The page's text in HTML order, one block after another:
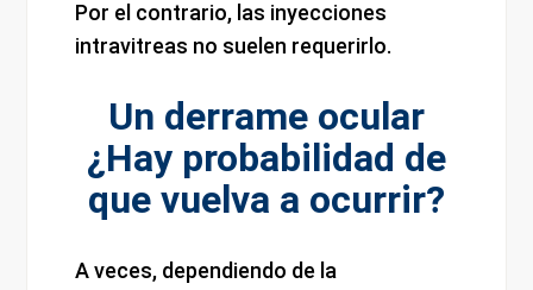
Por el contrario, las inyecciones
intravitreas no suelen requerirlo.
Un derrame ocular
¿Hay probabilidad de
que vuelva a ocurrir?
A veces, dependiendo de la